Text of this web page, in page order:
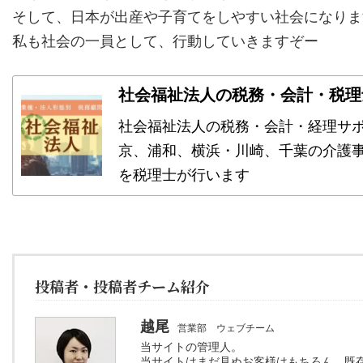
そして、日本が出産や子育てをしやすい社会になり
私も社会の一員として、行動していきますぞー
社会福祉法人の税務・会計・税
社会福祉法人の税務・会計・経理サ
京、浦和、横浜・川崎、千葉の介護
を税理士が行います
投稿者・投稿者チーム紹介
越尾 営業部 ウェブチーム
当サイトの管理人。